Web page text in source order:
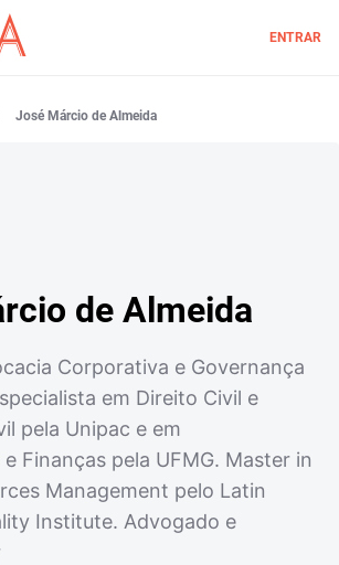
ENTRAR
José Márcio de Almeida
de Almeida
Corporativa e Governança
em Direito Civil e
pela Unipac e em
Finanças pela UFMG. Master in
Management pelo Latin
Institute. Advogado e